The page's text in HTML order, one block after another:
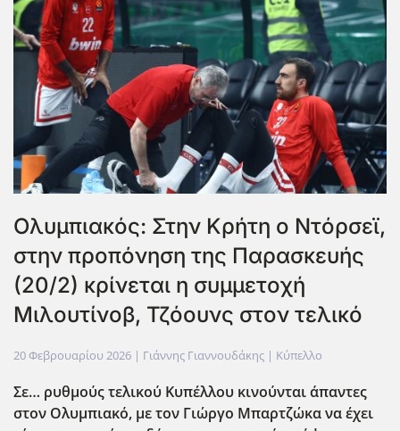
Ολυμπιακός: Στην Κρήτη ο Ντόρσεϊ,
στην προπόνηση της Παρασκευής
(20/2) κρίνεται η συμμετοχή
Μιλουτίνοβ, Τζόουνς στον τελικό
20 Φεβρουαρίου 2026 | Γιάννης Γιαννουδάκης | Κύπελλο
Σε… ρυθμούς τελικού Κυπέλλου κινούνται άπαντες
στον Ολυμπιακό, με τον Γιώργο Μπαρτζώκα να έχει